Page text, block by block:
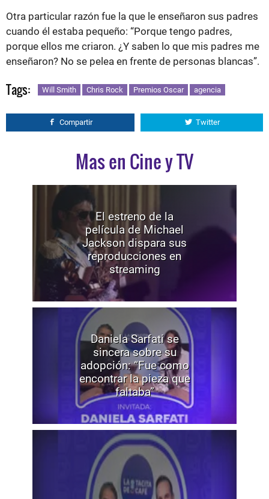
Otra particular razón fue la que le enseñaron sus padres
cuando él estaba pequeño: “Porque tengo padres,
porque ellos me criaron. ¿Y saben lo que mis padres me
enseñaron? No se pelea en frente de personas blancas”.
Tags: Will Smith Chris Rock Premios Oscar agencia
Compartir Twitter
Mas en Cine y TV
El estreno de la
película de Michael
Jackson dispara sus
reproducciones en
streaming
Daniela Sarfati se
sincera sobre su
adopción: “Fue como
encontrar la pieza que
faltaba”